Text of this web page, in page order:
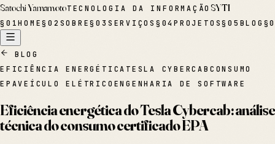
Satochi YamamotoTECNOLOGIA DA INFORMAÇÃOSYTI
§ 01HOME§02 SOBRE§03 SERVIÇOS § 04PROJETOS§05 BLOG §
BLOG
EFICIÊNCIA ENERGÉTICA TESLA CYBERCAB CONSUMO
EPAVEÍCULO ELÉTRICO ENGENHARIA DE SOFTWARE
Eficiência energética do Tesla Cybercab: análise
técnica do consumo certificado EPA